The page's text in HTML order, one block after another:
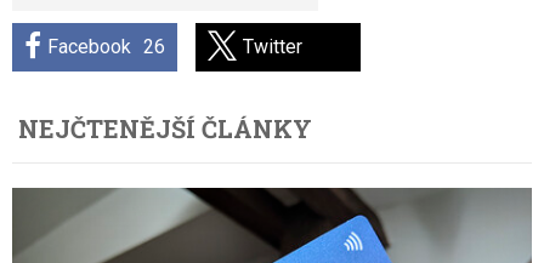
Facebook 26 Twitter
NEJČTENĚJŠÍ ČLÁNKY